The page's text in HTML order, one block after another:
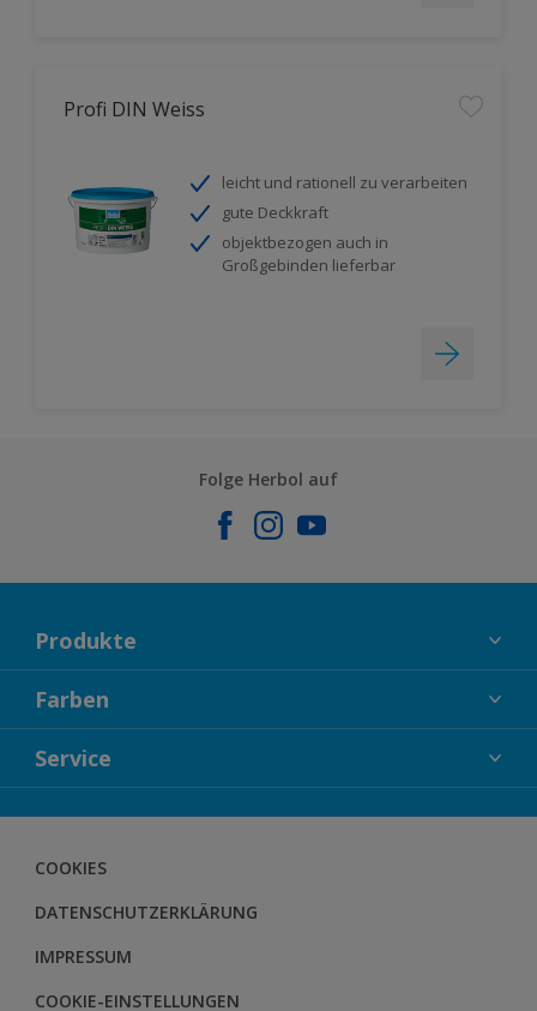
Profi DIN Weiss
leicht und rationell zu verarbeiten
gute Deckkraft
objektbezogen auch in
Großgebinden lieferbar
Folge Herbol auf
Produkte
FASSADENFARBEN
INNENFARBEN
LACKE
BODENSYSTEM
Farben
KOLLEKTIONEN
FARBTRENDS
FARBBERATUNG
Service
HERBOL NACHRICHTEN
HERBOL WERBEMITTELSHOP
SCHULUNGEN
COOKIES
DATENSCHUTZERKLÄRUNG
IMPRESSUM
COOKIE-EINSTELLUNGEN